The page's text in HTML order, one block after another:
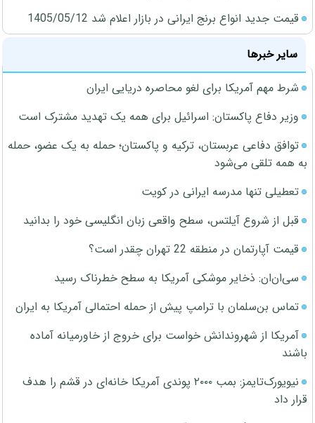
قیمت جدید انواع برنج ایرانی در بازار اعلام شد 1405/05/12
سایر خبرها
شرط مهم آمریکا برای لغو محاصره دریایی ایران
وزیر دفاع پاکستان: اسرائیل برای همه یک تهدید مشترک است
توافق دفاعی عربستان، ترکیه و پاکستان؛ حمله به یک عضو، حمله
به همه تلقی می‌شود
تعطیلی تنها مدرسه ایرانی در کویت
قبل از شروع آیلتس، سطح واقعی زبان انگلیسی خود را بدانید
قیمت آپارتمان در منطقه 22 تهران چقدر است؟
سی‌ان‌ان: ذخایر موشکی آمریکا به سطح خطرناک رسید
تماس بن‌سلمان با ترامپ پیش از حمله احتمالی آمریکا به ایران
آمریکا از شهروندانش خواست برای خروج از خاورمیانه آماده
باشند
نیویورک‌تایمز: بمب ۲۰۰۰ پوندی آمریکا خانه‌ای در قشم را هدف
قرار داد